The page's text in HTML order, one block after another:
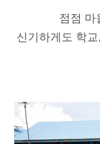
점점 마
신기하게도 학